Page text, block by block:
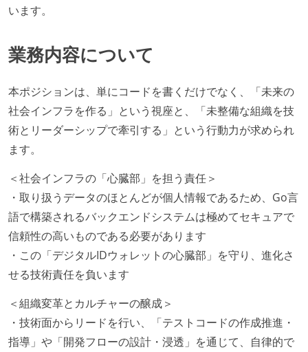
います。
業務内容について
本ポジションは、単にコードを書くだけでなく、「未来の
社会インフラを作る」という視座と、「未整備な組織を技
術とリーダーシップで牽引する」という行動力が求められ
ます。
＜社会インフラの「心臓部」を担う責任＞
・取り扱うデータのほとんどが個人情報であるため、Go言
語で構築されるバックエンドシステムは極めてセキュアで
信頼性の高いものである必要があります
・この「デジタルIDウォレットの心臓部」を守り、進化さ
せる技術責任を負います
＜組織変革とカルチャーの醸成＞
・技術面からリードを行い、「テストコードの作成推進・
指導」や「開発フローの設計・浸透」を通じて、自律的で